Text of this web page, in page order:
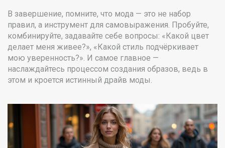
В завершение, помните, что мода — это не набор
правил, а инструмент для самовыражения. Пробуйте,
комбинируйте, задавайте себе вопросы: «Какой цвет
делает меня живее?», «Какой стиль подчёркивает
мою уверенность?». И самое главное —
наслаждайтесь процессом создания образов, ведь в
этом и кроется истинный драйв моды.